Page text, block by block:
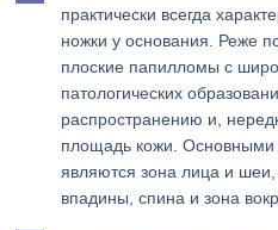
практически всегда
ножки у основания. Реже
плоские папилломы с
патологических
распространению и,
площадь кожи.
являются зона лица и
впадины, спина и зона